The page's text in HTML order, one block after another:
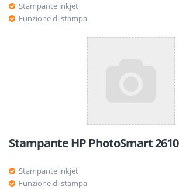
Stampante inkjet
Funzione di stampa
Stampante HP PhotoSmart 2610
Stampante inkjet
Funzione di stampa